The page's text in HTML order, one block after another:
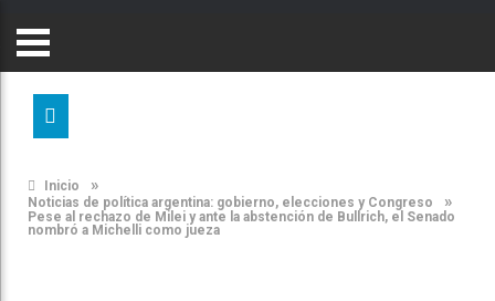
Inicio »
Noticias de política argentina: gobierno, elecciones y Congreso »
Pese al rechazo de Milei y ante la abstención de Bullrich, el Senado
nombró a Michelli como jueza